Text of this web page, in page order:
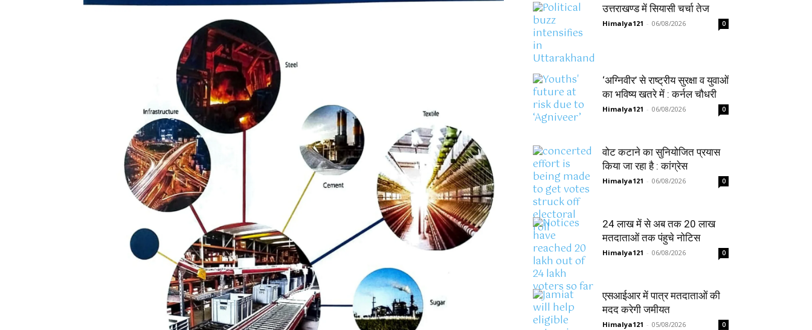
उत्तराखण्ड में सियासी चर्चा तेज
Himalya121 - 06/08/2026 0
‘अग्निवीर’ से राष्ट्रीय सुरक्षा व युवाओं
का भविष्य खतरे में : कर्नल चौधरी
Himalya121 - 06/08/2026 0
वोट कटाने का सुनियोजित प्रयास
किया जा रहा है : कांग्रेस
Himalya121 - 06/08/2026 0
24 लाख में से अब तक 20 लाख
मतदाताओं तक पंहुचे नोटिस
Himalya121 - 06/08/2026 0
एसआईआर में पात्र मतदाताओं की
मदद करेगी जमीयत
Himalya121 - 05/08/2026 0